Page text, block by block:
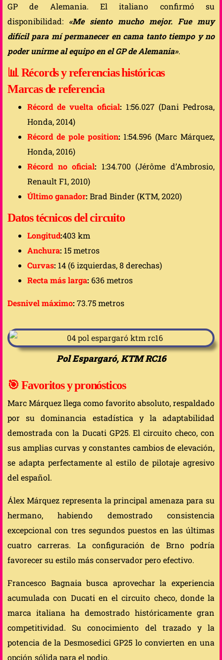
GP de Alemania. El italiano confirmó su
disponibilidad: «Me siento mucho mejor. Fue muy
difícil para mí permanecer en cama tanto tiempo y no
poder unirme al equipo en el GP de Alemania».
📊Récords y referencias históricas
Marcas de referencia
Récord de vuelta oficial: 1:56.027 (Dani Pedrosa,
Honda, 2014)
Récord de pole position: 1:54.596 (Marc Márquez,
Honda, 2016)
Récord no oficial: 1:34.700 (Jérôme d’Ambrosio,
Renault F1, 2010)
Último ganador: Brad Binder (KTM, 2020)
Datos técnicos del circuito
Longitud:403 km
Anchura: 15 metros
Curvas: 14 (6 izquierdas, 8 derechas)
Recta más larga: 636 metros
Desnivel máximo: 73.75 metros
Pol Espargaró, KTM RC16
🎯 Favoritos y pronósticos
Marc Márquez llega como favorito absoluto, respaldado
por su dominancia estadística y la adaptabilidad
demostrada con la Ducati GP25. El circuito checo, con
sus amplias curvas y constantes cambios de elevación,
se adapta perfectamente al estilo de pilotaje agresivo
del español.
Álex Márquez representa la principal amenaza para su
hermano, habiendo demostrado consistencia
excepcional con tres segundos puestos en las últimas
cuatro carreras. La configuración de Brno podría
favorecer su estilo más conservador pero efectivo.
Francesco Bagnaia busca aprovechar la experiencia
acumulada con Ducati en el circuito checo, donde la
marca italiana ha demostrado históricamente gran
competitividad. Su conocimiento del trazado y la
potencia de la Desmosedici GP25 lo convierten en una
opción sólida para el podio.